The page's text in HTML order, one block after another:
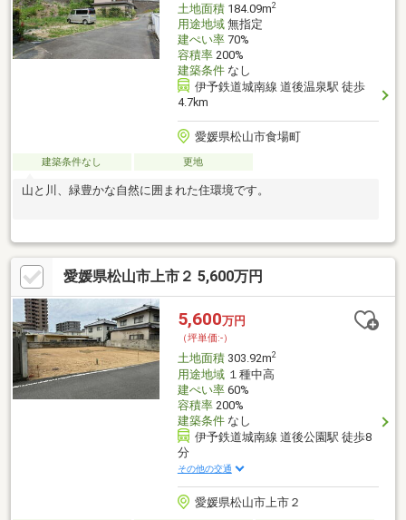
土地面積184.09m2
用途地域無指定
建ぺい率70%
容積率200%
建築条件なし
伊予鉄道城南線 道後温泉駅 徒歩
4.7km
愛媛県松山市食場町
建築条件なし 更地
山と川、緑豊かな自然に囲まれた住環境です。
愛媛県松山市上市２ 5,600万円
5,600万円
（坪単価:-）
土地面積303.92m2
用途地域１種中高
建ぺい率60%
容積率200%
建築条件なし
伊予鉄道城南線 道後公園駅 徒歩8
分
その他の交通
愛媛県松山市上市２